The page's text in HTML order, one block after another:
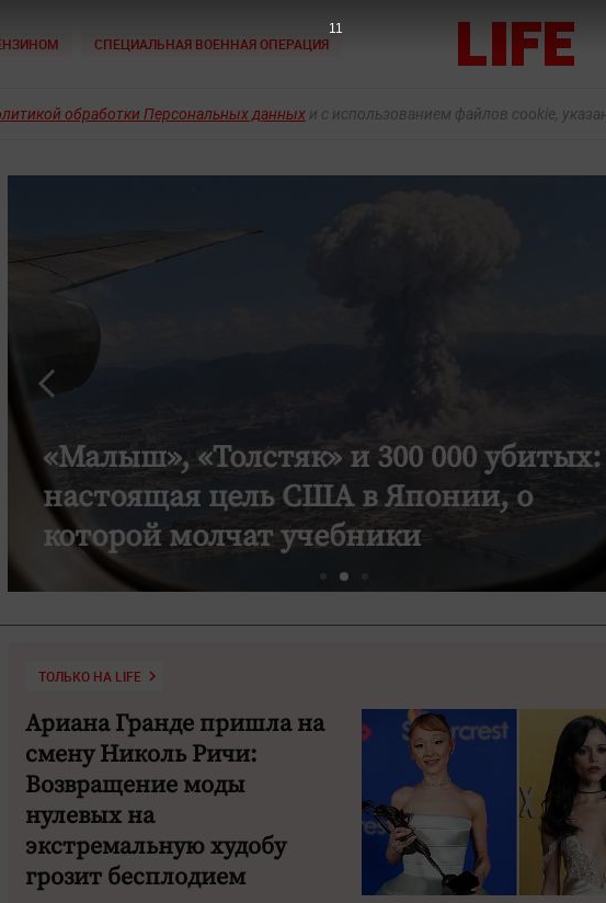
СПЕЦИАЛЬНАЯ ВОЕННАЯ ОПЕРАЦИЯ
обработки Персональных данных и с использованием файлов cookie,
«Малыш», «Толстяк» и 300 000 убитых:
настоящая цель США в Японии, о
которой молчат учебники
ТОЛЬКО НА LIFE
Ариана Гранде пришла на
смену Николь Ричи:
Возвращение моды
нулевых на
экстремальную худобу
грозит бесплодием
9